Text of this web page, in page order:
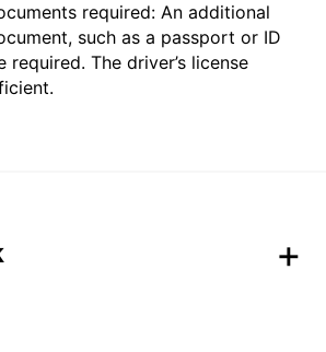
required: An additional
such as a passport or ID
The driver’s license